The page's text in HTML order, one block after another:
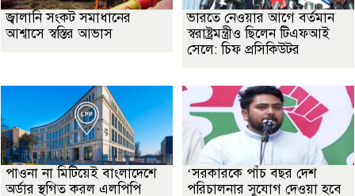
জ্বালানি সংকট সমাধানের
আশ্বাসে স্বস্তির আভাস
ভারতে নেওয়ার আগে বর্তমান
স্বরাষ্ট্রমন্ত্রীও ছিলেন টিএফআই
সেলে: চিফ প্রসিকিউটর
পাওনা না মিটিয়েই বাংলাদেশে
অর্ডার স্থগিত করল এলপিপি
‘সরকারকে পাঁচ বছর দেশ
পরিচালনার সুযোগ দেওয়া হবে